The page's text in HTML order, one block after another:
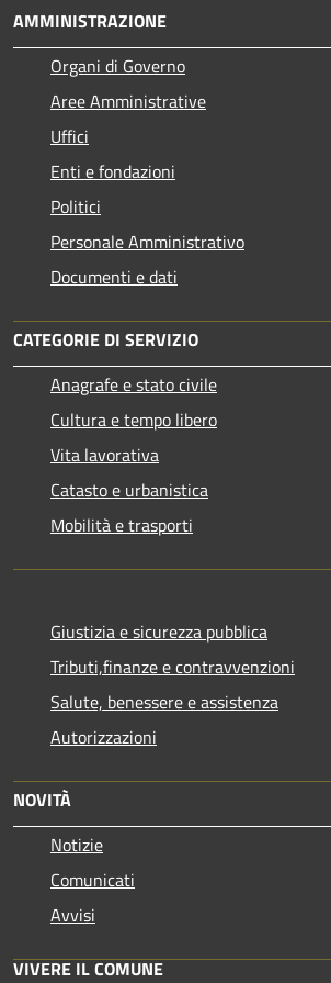
AMMINISTRAZIONE
Organi di Governo
Aree Amministrative
Uffici
Enti e fondazioni
Politici
Personale Amministrativo
Documenti e dati
CATEGORIE DI SERVIZIO
Anagrafe e stato civile
Cultura e tempo libero
Vita lavorativa
Catasto e urbanistica
Mobilità e trasporti
Giustizia e sicurezza pubblica
Tributi,finanze e contravvenzioni
Salute, benessere e assistenza
Autorizzazioni
NOVITÀ
Notizie
Comunicati
Avvisi
VIVERE IL COMUNE